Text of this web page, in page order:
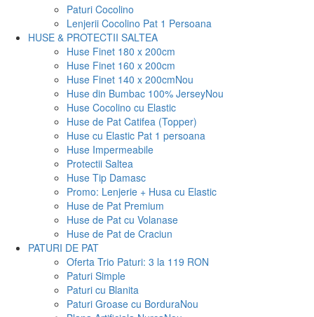
Paturi Cocolino
Lenjerii Cocolino Pat 1 Persoana
HUSE & PROTECTII SALTEA
Huse Finet 180 x 200cm
Huse Finet 160 x 200cm
Huse Finet 140 x 200cmNou
Huse din Bumbac 100% JerseyNou
Huse Cocolino cu Elastic
Huse de Pat Catifea (Topper)
Huse cu Elastic Pat 1 persoana
Huse Impermeabile
Protectii Saltea
Huse Tip Damasc
Promo: Lenjerie + Husa cu Elastic
Huse de Pat Premium
Huse de Pat cu Volanase
Huse de Pat de Craciun
PATURI DE PAT
Oferta Trio Paturi: 3 la 119 RON
Paturi Simple
Paturi cu Blanita
Paturi Groase cu BorduraNou